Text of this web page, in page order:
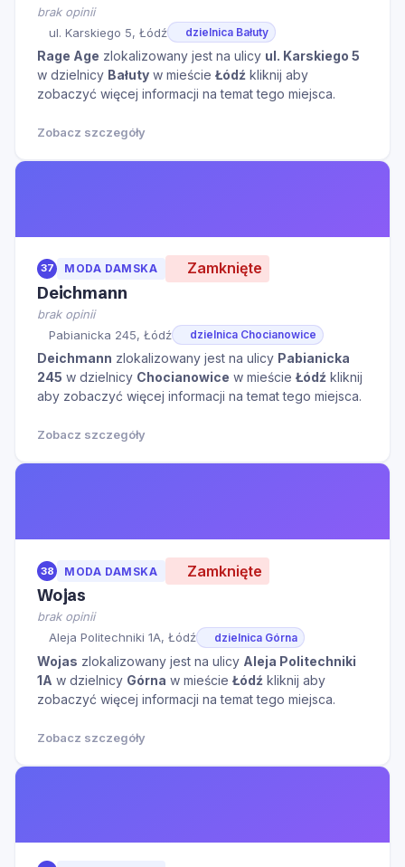
brak opinii
ul. Karskiego 5, Łódź
dzielnica Bałuty
Rage Age zlokalizowany jest na ulicy ul. Karskiego 5
w dzielnicy Bałuty w mieście Łódź kliknij aby
zobaczyć więcej informacji na temat tego miejsca.
Zobacz szczegóły
37 MODA DAMSKA Zamknięte
Deichmann
brak opinii
Pabianicka 245, Łódź
dzielnica Chocianowice
Deichmann zlokalizowany jest na ulicy Pabianicka
245 w dzielnicy Chocianowice w mieście Łódź kliknij
aby zobaczyć więcej informacji na temat tego miejsca.
Zobacz szczegóły
38 MODA DAMSKA Zamknięte
Wojas
brak opinii
Aleja Politechniki 1A, Łódź
dzielnica Górna
Wojas zlokalizowany jest na ulicy Aleja Politechniki
1A w dzielnicy Górna w mieście Łódź kliknij aby
zobaczyć więcej informacji na temat tego miejsca.
Zobacz szczegóły